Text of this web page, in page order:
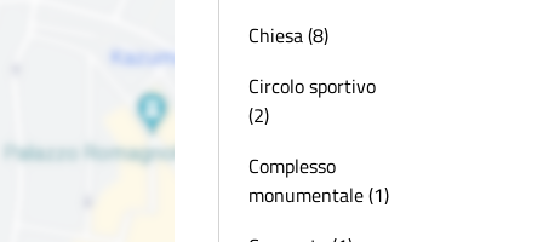
Chiesa (8)
Circolo sportivo
(2)
Complesso
monumentale (1)